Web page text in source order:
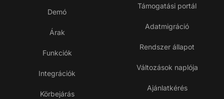
Demó
Árak
Funkciók
Integrációk
Körbejárás
Támogatási portál
Adatmigráció
Rendszer állapot
Változások naplója
Ajánlatkérés